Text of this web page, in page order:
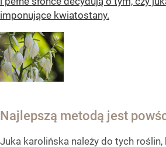
imponujące kwiatostany.
Najlepszą metodą jest
Juka karolińska należy do tych